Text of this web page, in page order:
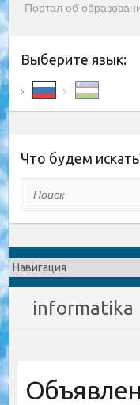
Портал об
Выберите язык:
Что будем
informatika